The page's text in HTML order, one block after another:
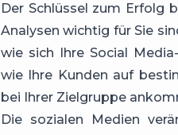
Der Schlüssel zum Erfolg
Analysen wichtig für Sie
wie sich Ihre Social
wie Ihre Kunden auf
bei Ihrer Zielgruppe
Die sozialen Medien